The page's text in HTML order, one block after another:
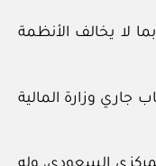
لا يخالف الأنظمة
جاري وزارة المالية